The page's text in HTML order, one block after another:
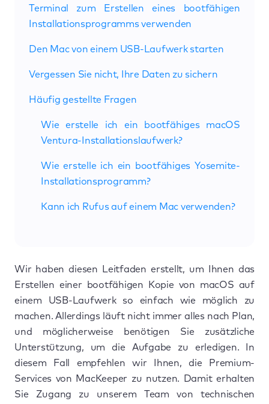
Terminal zum Erstellen eines bootfähigen
Installationsprogramms verwenden
Den Mac von einem USB-Laufwerk starten
Vergessen Sie nicht, Ihre Daten zu sichern
Häufig gestellte Fragen
Wie erstelle ich ein bootfähiges macOS
Ventura-Installationslaufwerk?
Wie erstelle ich ein bootfähiges Yosemite-
Installationsprogramm?
Kann ich Rufus auf einem Mac verwenden?
Wir haben diesen Leitfaden erstellt, um Ihnen das
Erstellen einer bootfähigen Kopie von macOS auf
einem USB-Laufwerk so einfach wie möglich zu
machen. Allerdings läuft nicht immer alles nach Plan,
und möglicherweise benötigen Sie zusätzliche
Unterstützung, um die Aufgabe zu erledigen. In
diesem Fall empfehlen wir Ihnen, die Premium-
Services von MacKeeper zu nutzen. Damit erhalten
Sie Zugang zu unserem Team von technischen